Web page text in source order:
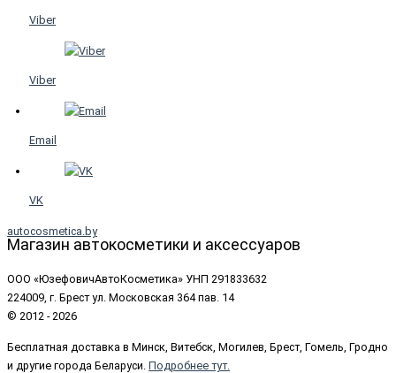
Viber
Viber
Email
VK
autocosmetica.by
Магазин автокосметики и аксессуаров
ООО «ЮзефовичАвтоКосметика» УНП 291833632
224009, г. Брест ул. Московская 364 пав. 14
© 2012 - 2026
Бесплатная доставка в Минск, Витебск, Могилев, Брест, Гомель, Гродно
и другие города Беларуси. Подробнее тут.